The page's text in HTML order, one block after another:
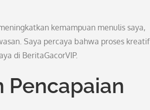
kemampuan menulis saya,
Saya percaya bahwa proses kreatif
di BeritaGacorVIP.
Pencapaian